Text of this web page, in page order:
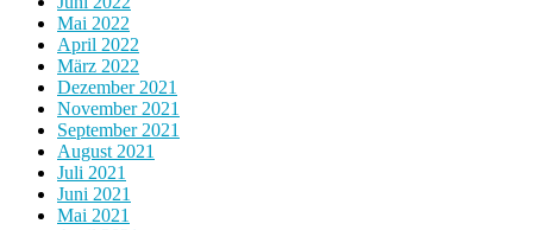
Mai 2022
April 2022
März 2022
Dezember 2021
November 2021
September 2021
August 2021
Juli 2021
Juni 2021
Mai 2021